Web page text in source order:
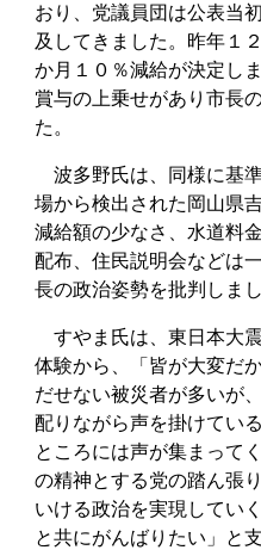
おり、党議員団は公表当
及してきました。昨年１
か月１０％減給が決定し
賞与の上乗せがあり市長
た。
波多野氏は、同様に基
場から検出された岡山県
減給額の少なさ、水道料
配布、住民説明会などは
長の政治姿勢を批判しまし
すやま氏は、東日本大
体験から、「皆が大変だ
だせない被災者が多いが
配りながら声を掛けてい
ところには声が集まって
の精神とする党の踏ん張
いける政治を実現してい
と共にがんばりたい」と